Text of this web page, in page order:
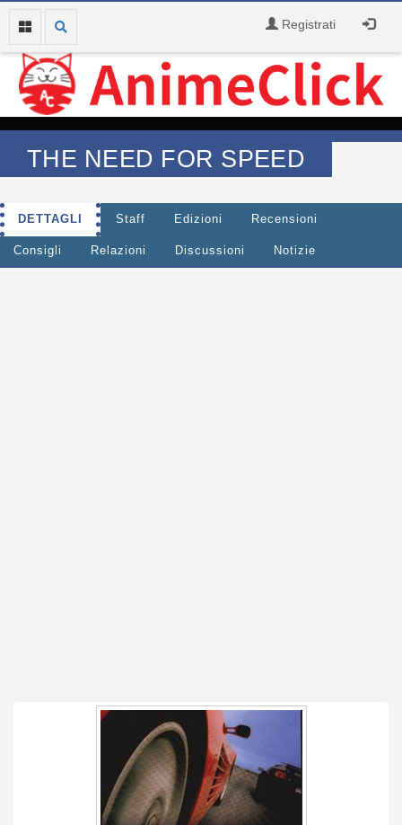
Registrati
THE NEED FOR SPEED
DETTAGLI Staff Edizioni Recensioni
Consigli Relazioni Discussioni Notizie